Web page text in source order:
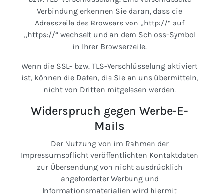
Verbindung erkennen Sie daran, dass die
Adresszeile des Browsers von „http://“ auf
„https://“ wechselt und an dem Schloss-Symbol
in Ihrer Browserzeile.
Wenn die SSL- bzw. TLS-Verschlüsselung aktiviert
ist, können die Daten, die Sie an uns übermitteln,
nicht von Dritten mitgelesen werden.
Widerspruch gegen Werbe-E-
Mails
Der Nutzung von im Rahmen der
Impressumspflicht veröffentlichten Kontaktdaten
zur Übersendung von nicht ausdrücklich
angeforderter Werbung und
Informationsmaterialien wird hiermit